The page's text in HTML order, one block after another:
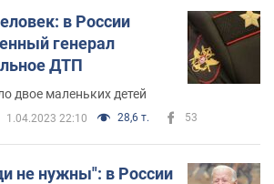
в России
генерал
ДТП
двое маленьких детей
1.04.2023 22:10 28,6 т. 53
не нужны": в России